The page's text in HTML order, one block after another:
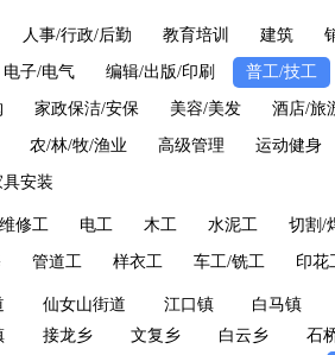
人事/行政/后勤 教育培训 建筑
电子/电气 编辑/出版/印刷 普工/技工
家政保洁/安保 美容/美发 酒店/旅
农/林/牧/渔业 高级管理 运动健身
具安装
修工 电工 木工 水泥工 切割/
管道工 样衣工 车工/铣工 印花
仙女山街道 江口镇 白马镇
接龙乡 文复乡 白云乡 石